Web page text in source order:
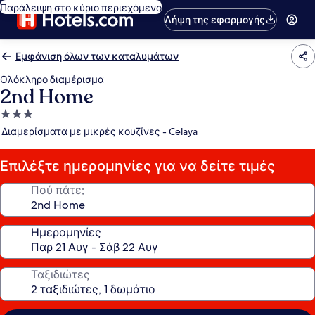
Παράλειψη στο κύριο περιεχόμενο
Λήψη της εφαρμογής
Εμφάνιση όλων των καταλυμάτων
Ολόκληρο διαμέρισμα
2nd Home
Κατάλυμα
με
αστέρια
Διαμερίσματα με μικρές κουζίνες - Celaya
Επιλέξτε ημερομηνίες για να δείτε τιμές
Πού πάτε;
Ημερομηνίες
Ταξιδιώτες